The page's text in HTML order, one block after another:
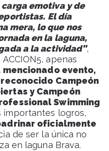
carga emotiva y de
El día
mera, lo que nos
en la laguna,
a la actividad”,
apenas
mencionado evento,
Campeón
y Campeón
Swimming
importantes logros,
oficialmente
de ser la única no
en laguna Brava.